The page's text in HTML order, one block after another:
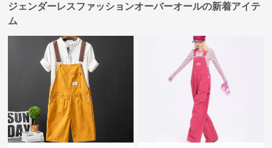
ジェンダーレスファッションオーバーオールの新着アイテ
ム